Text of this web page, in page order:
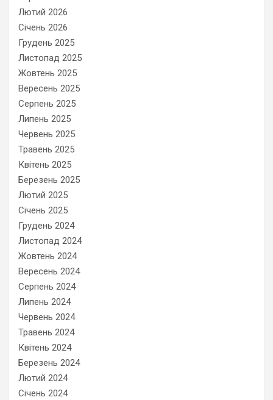
Лютий 2026
Січень 2026
Грудень 2025
Листопад 2025
Жовтень 2025
Вересень 2025
Серпень 2025
Липень 2025
Червень 2025
Травень 2025
Квітень 2025
Березень 2025
Лютий 2025
Січень 2025
Грудень 2024
Листопад 2024
Жовтень 2024
Вересень 2024
Серпень 2024
Липень 2024
Червень 2024
Травень 2024
Квітень 2024
Березень 2024
Лютий 2024
Січень 2024